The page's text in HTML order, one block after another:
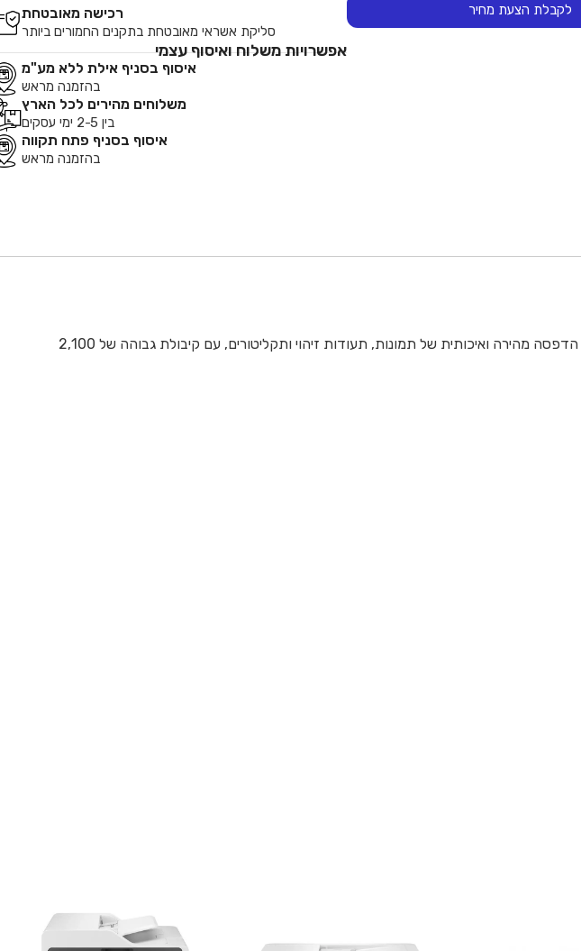
לקבלת הצעת מחיר רכישה מאובטחת
סליקת אשראי מאובטחת בתקנים החמורים ביותר
אפשרויות משלוח ואיסוף עצמי
איסוף בסניף אילת ללא מע"מ
בהזמנה מראש
משלוחים מהירים לכל הארץ
בין 2-5 ימי עסקים
איסוף בסניף פתח תקווה
בהזמנה מראש
Epson L18050 היא מדפסת פוטו מקצועית להדפסה על גיליונות A3+ עם 6 צבעים. היא מאפשרת הדפסה מהירה ואיכותית של תמונות, תעודות זיהוי ותקליטורים, עם קיבולת גבוהה של 2,100